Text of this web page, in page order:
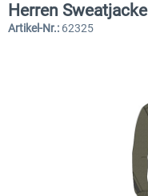
Herren Sweatjacke
Artikel-Nr.: 62325